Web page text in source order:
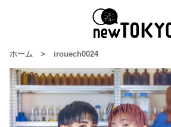
ホーム > irouech0024